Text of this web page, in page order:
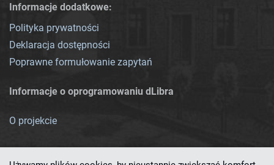
Informacje dodatkowe:
Polityka prywatności
Deklaracja dostępności
Poprawne formułowanie zapytań
Informacje o oprogramowaniu dLibra
O projekcie